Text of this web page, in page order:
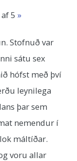
af 5 »
Stofnuð var
sátu sex
hófst með því
leynilega
þar sem
nemendur í
máltíðar.
voru allar